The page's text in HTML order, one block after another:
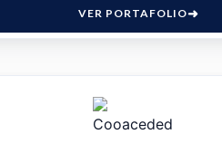
VER PORTAFOLIO